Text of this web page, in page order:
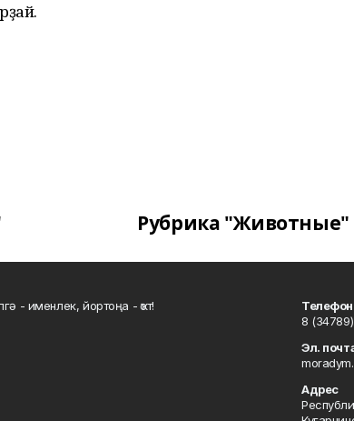
Рубрика "Животные"
- именлек, йортоңа - ҡот!
Телефон
8
Эл.
Адрес